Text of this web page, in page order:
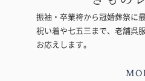
振袖・卒業袴から冠婚葬祭に
祝い着や七五三まで、老舗呉
お応えします。